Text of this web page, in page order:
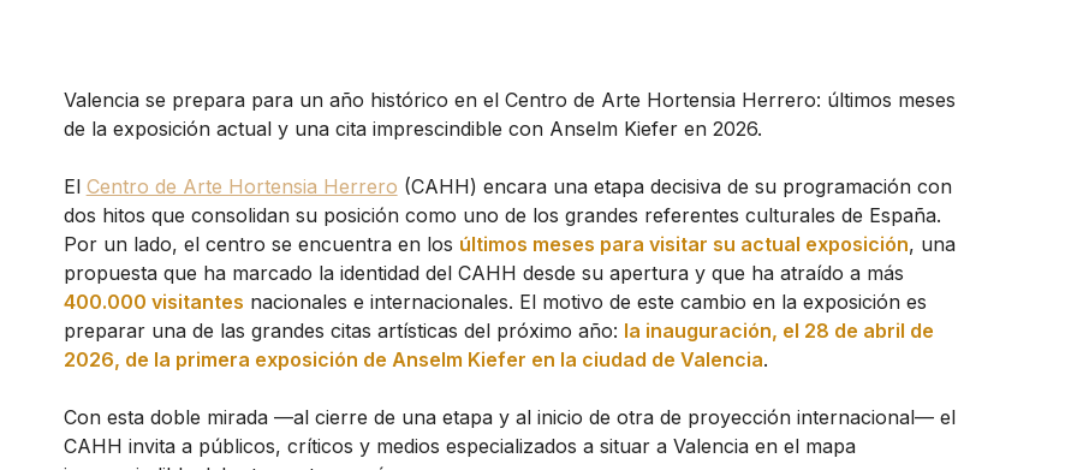
Valencia se prepara para un año histórico en el Centro de Arte Hortensia Herrero: últimos meses
de la exposición actual y una cita imprescindible con Anselm Kiefer en 2026.
El Centro de Arte Hortensia Herrero (CAHH) encara una etapa decisiva de su programación con
dos hitos que consolidan su posición como uno de los grandes referentes culturales de España.
Por un lado, el centro se encuentra en los últimos meses para visitar su actual exposición, una
propuesta que ha marcado la identidad del CAHH desde su apertura y que ha atraído a más
400.000 visitantes nacionales e internacionales. El motivo de este cambio en la exposición es
preparar una de las grandes citas artísticas del próximo año: la inauguración, el 28 de abril de
2026, de la primera exposición de Anselm Kiefer en la ciudad de Valencia.
Con esta doble mirada —al cierre de una etapa y al inicio de otra de proyección internacional— el
CAHH invita a públicos, críticos y medios especializados a situar a Valencia en el mapa